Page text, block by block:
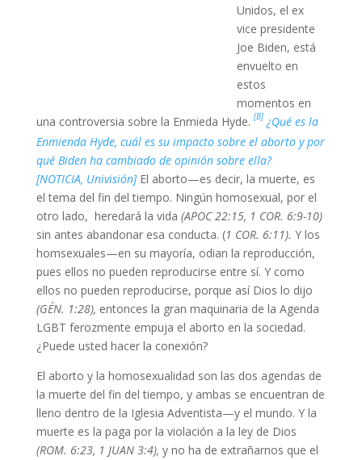
Unidos, el ex
vice presidente
Joe Biden, está
envuelto en
estos
momentos en
una controversia sobre la Enmieda Hyde. [B]¿Qué es la
Enmienda Hyde, cuál es su impacto sobre el aborto y por
qué Biden ha cambiado de opinión sobre ella?
[NOTICIA, Univisión]El aborto—es decir, la muerte, es
el tema del fin del tiempo. Ningún homosexual, por el
otro lado, heredará la vida (APOC 22:15, 1 COR. 6:9-10)
sin antes abandonar esa conducta. (1 COR. 6:11). Y los
homsexuales—en su mayoría, odian la reproducción,
pues ellos no pueden reproducirse entre sí. Y como
ellos no pueden reproducirse, porque así Dios lo dijo
(GÉN. 1:28), entonces la gran maquinaria de la Agenda
LGBT ferozmente empuja el aborto en la sociedad.
¿Puede usted hacer la conexión?
El aborto y la homosexualidad son las dos agendas de
la muerte del fin del tiempo, y ambas se encuentran de
lleno dentro de la Iglesia Adventista—y el mundo. Y la
muerte es la paga por la violación a la ley de Dios
(ROM. 6:23, 1 JUAN 3:4), y no ha de extrañarnos que el